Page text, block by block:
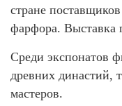
стране
фарфора. Выставка
Среди экспонатов
древних династий,
мастеров.